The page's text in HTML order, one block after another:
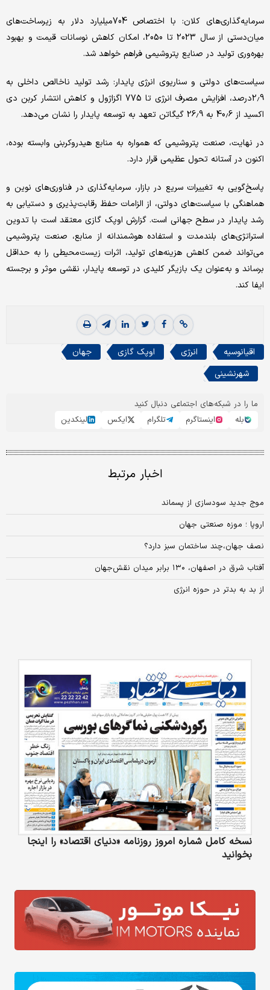
سرمایه‌گذاری‌های کلان: با اختصاص 704میلیارد دلار به زیرساخت‌های
میان‌دستی از سال 2023 تا 2050، امکان کاهش نوسانات قیمت و بهبود
بهره‌وری تولید در صنایع پتروشیمی فراهم خواهد شد.
سیاست‌های دولتی و سناریوی انرژی پایدار: رشد تولید ناخالص داخلی به
2.9درصد، افزایش مصرف انرژی تا 775 اگزاژول و کاهش انتشار کربن دی
اکسید از 40.6 به 26.9 گیگاتن تعهد به توسعه پایدار را نشان می‌دهد.
در نهایت، صنعت پتروشیمی که همواره به منابع هیدروکربنی وابسته بوده،
اکنون در آستانه تحول عظیمی قرار دارد.
پاسخ‌گویی به تغییرات سریع در بازار، سرمایه‌گذاری در فناوری‌های نوین و
هماهنگی با سیاست‌های دولتی، از الزامات حفظ رقابت‌پذیری و دستیابی به
رشد پایدار در سطح جهانی است. گزارش اوپک گازی معتقد است با تدوین
استراتژی‌های بلندمدت و استفاده هوشمندانه از منابع، صنعت پتروشیمی
می‌تواند ضمن کاهش هزینه‌های تولید، اثرات زیست‌محیطی را به حداقل
برساند و به‌عنوان یک بازیگر کلیدی در توسعه پایدار، نقشی موثر و برجسته
ایفا کند.
اقیانوسیه انرژی اوپک گازی
جهان
شهرنشینی
ما را در شبکه‌های اجتماعی دنبال کنید
بله
اینستاگرم تلگرام ایکس لینکدین
اخبار مرتبط
موج جدید سودسازی از پسماند
اروپا ؛ موزه صنعتی جهان
نصف جهان،چند ساختمان سبز دارد؟
آفتاب شرق در اصفهان، ۱۳۰ برابر میدان نقش‌جهان
از بد به بدتر در حوزه انرژی
نسخه کامل شماره امروز روزنامه «دنیای‌ اقتصاد» را اینجا
بخوانید